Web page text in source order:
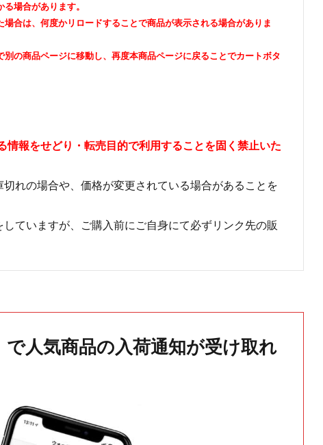
場合があります。
合は、何度かリロードすることで商品が表示される場合がありま
の商品ページに移動し、再度本商品ページに戻ることでカートボタ
情報をせどり・転売目的で利用することを固く禁止いた
れの場合や、価格が変更されている場合があることを
ていますが、ご購入前にご自身にて必ずリンク先の販
人気商品の入荷通知が受け取れ